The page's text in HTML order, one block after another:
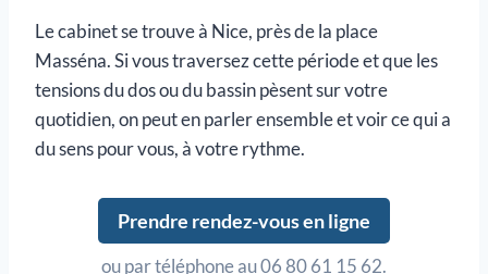
Le cabinet se trouve à Nice, près de la place
Masséna. Si vous traversez cette période et que les
tensions du dos ou du bassin pèsent sur votre
quotidien, on peut en parler ensemble et voir ce qui a
du sens pour vous, à votre rythme.
Prendre rendez-vous en ligne
ou par téléphone au 06 80 61 15 62.